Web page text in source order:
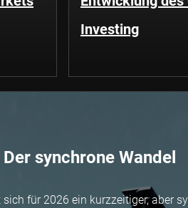
Investing
synchrone Wandel
für 2026 ein kurzzeitiger, aber